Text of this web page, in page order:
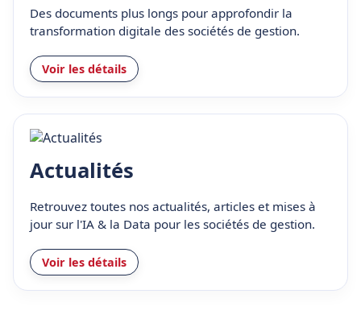
Des documents plus longs pour approfondir la
transformation digitale des sociétés de gestion.
Voir les détails
Actualités
Retrouvez toutes nos actualités, articles et mises à
jour sur l'IA & la Data pour les sociétés de gestion.
Voir les détails